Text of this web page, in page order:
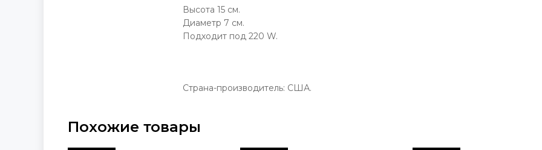
Высота 15 см.
Диаметр 7 см.
Подходит под 220 W.
Страна-производитель: США.
Похожие товары